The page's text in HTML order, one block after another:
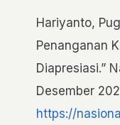
Hariyanto,
Penanganan
Diapresiasi.”
Desember
https://